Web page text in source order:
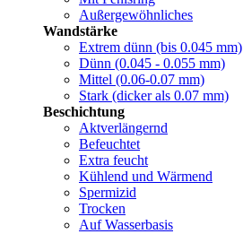
Außergewöhnliches
Wandstärke
Extrem dünn (bis 0.045 mm)
Dünn (0.045 - 0.055 mm)
Mittel (0.06-0.07 mm)
Stark (dicker als 0.07 mm)
Beschichtung
Aktverlängernd
Befeuchtet
Extra feucht
Kühlend und Wärmend
Spermizid
Trocken
Auf Wasserbasis